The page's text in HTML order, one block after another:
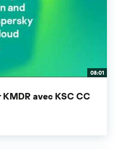
08:01
avec KSC CC